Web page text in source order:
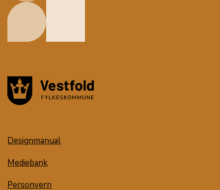
Designmanual
Mediebank
Personvern